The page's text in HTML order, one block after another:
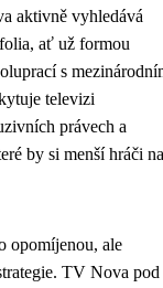
aktivně vyhledává
ať už formou
s
televizi
právech a
by si menší hráči na
opomíjenou, ale
TV Nova pod